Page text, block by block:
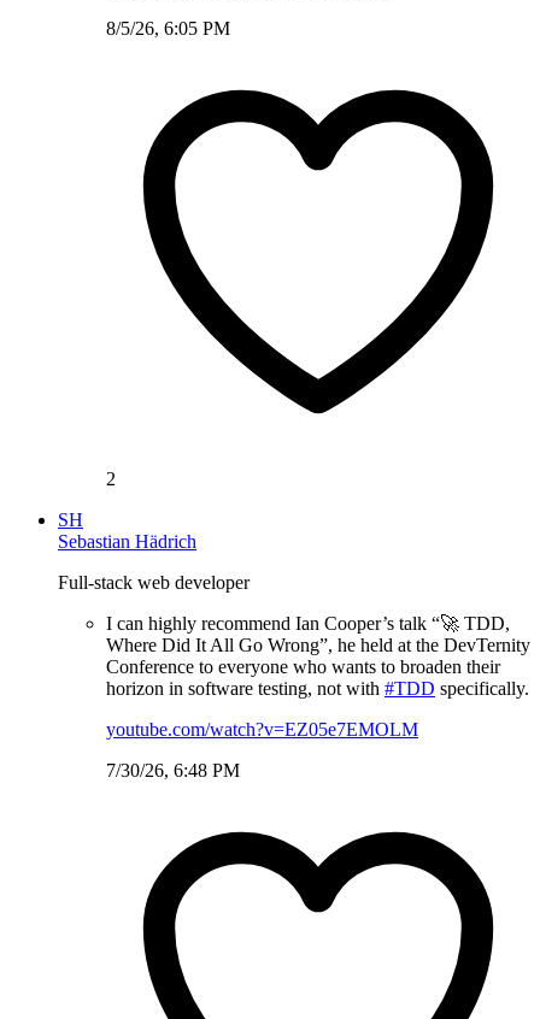
8/5/26, 6:05 PM
2
SH
Sebastian Hädrich
Full-stack web developer
I can highly recommend Ian Cooper’s talk “🚀 TDD,
Where Did It All Go Wrong”, he held at the DevTernity
Conference to everyone who wants to broaden their
horizon in software testing, not with #TDD specifically.
youtube.com/watch?v=EZ05e7EMOLM
7/30/26, 6:48 PM